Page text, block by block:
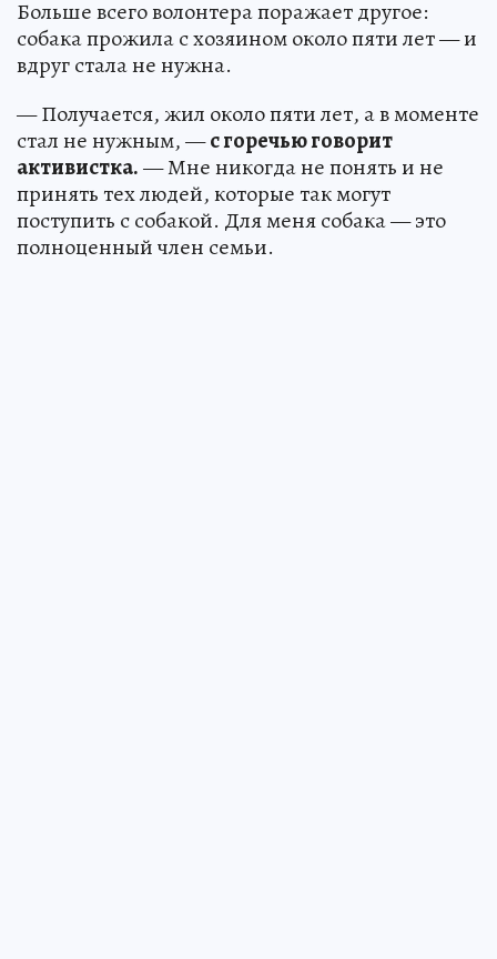
Больше всего волонтера поражает другое:
собака прожила с хозяином около пяти лет — и
вдруг стала не нужна.
— Получается, жил около пяти лет, а в моменте
стал не нужным, —с горечью говорит
активистка.— Мне никогда не понять и не
принять тех людей, которые так могут
поступить с собакой. Для меня собака — это
полноценный член семьи.